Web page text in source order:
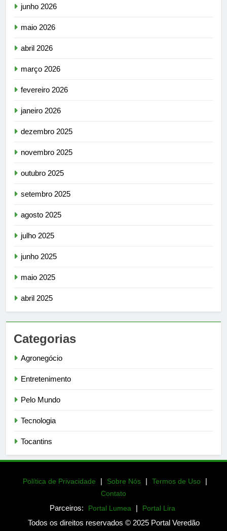
junho 2026
maio 2026
abril 2026
março 2026
fevereiro 2026
janeiro 2026
dezembro 2025
novembro 2025
outubro 2025
setembro 2025
agosto 2025
julho 2025
junho 2025
maio 2025
abril 2025
Categorias
Agronegócio
Entretenimento
Pelo Mundo
Tecnologia
Tocantins
Política de Privacidade | Sobre Nós | Termos de Uso |
Contato
Parceiros: Portal Lumea | Portal Lira
Todos os direitos reservados © 2025 Portal Veredão